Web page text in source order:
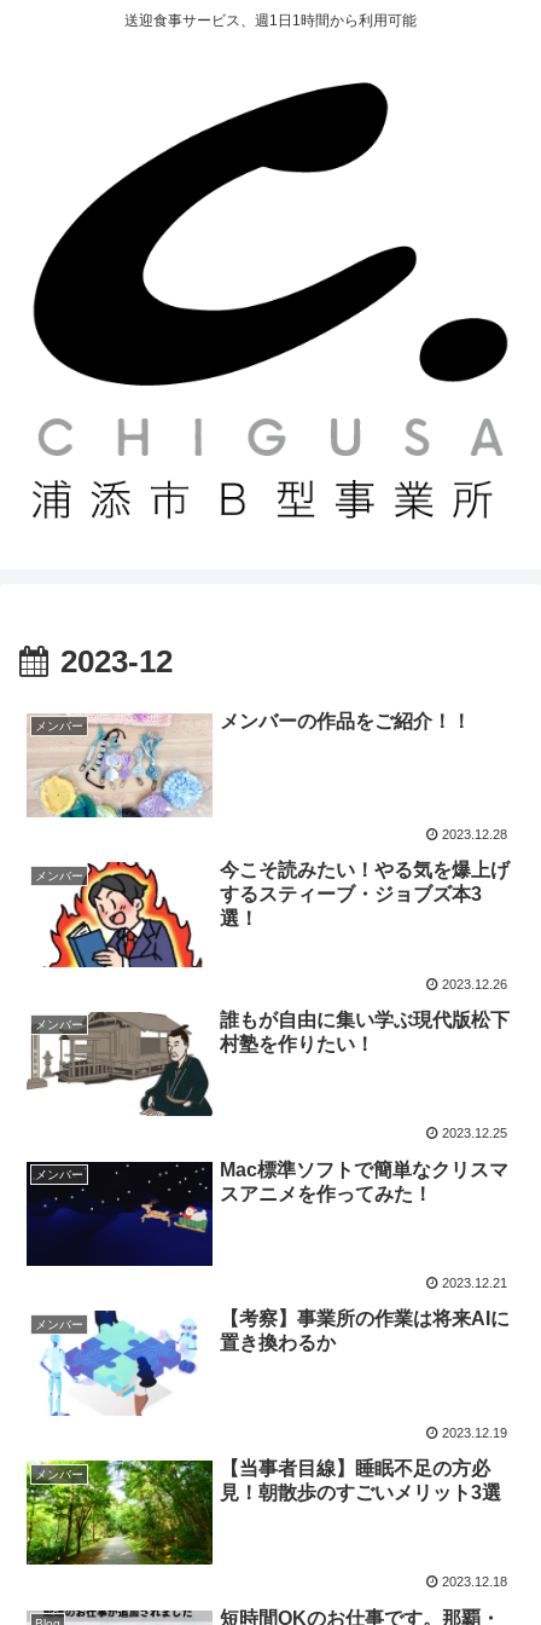
送迎食事サービス、週1日1時間から利用可能
2023-12
メンバー メンバーの作品をご紹介！！
2023.12.28
メンバー
今こそ読みたい！やる気を爆上げ
するスティーブ・ジョブズ本3
選！
2023.12.26
メンバー
誰もが自由に集い学ぶ現代版松下
村塾を作りたい！
2023.12.25
メンバー
Mac標準ソフトで簡単なクリスマ
スアニメを作ってみた！
2023.12.21
メンバー
【考察】事業所の作業は将来AIに
置き換わるか
2023.12.19
メンバー
【当事者目線】睡眠不足の方必
見！朝散歩のすごいメリット3選
2023.12.18
短時間OKのお仕事です。那覇・